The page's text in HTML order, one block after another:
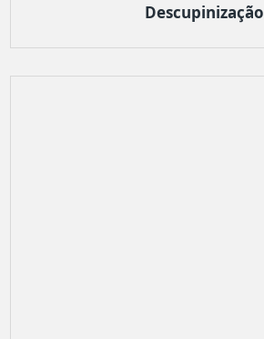
Descupinização